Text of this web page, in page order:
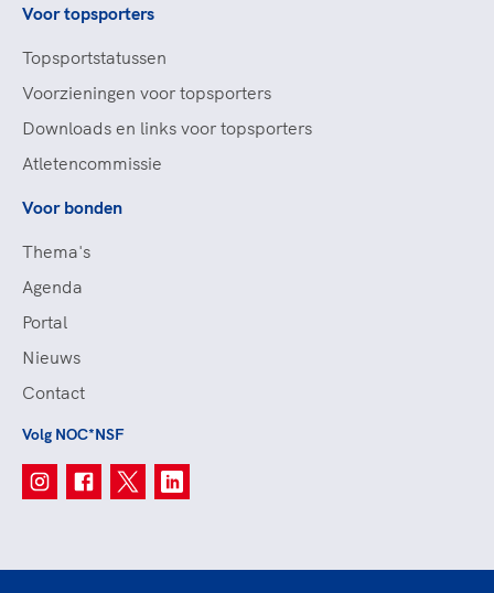
Voor topsporters
Topsportstatussen
Voorzieningen voor topsporters
Downloads en links voor topsporters
Atletencommissie
Voor bonden
Thema's
Agenda
Portal
Nieuws
Contact
Volg NOC*NSF